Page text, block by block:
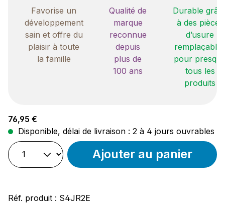
Favorise un
développement
sain et offre du
plaisir à toute
la famille
Qualité de
marque
reconnue
depuis
plus de
100 ans
Durable
à des pièces
d’usure
remplaçables
pour
tous les
produits
Prix régulier :
76,95 €
Disponible, délai de livraison : 2 à 4 jours ouvrables
Ajouter au panier
Réf. produit : S4JR2E